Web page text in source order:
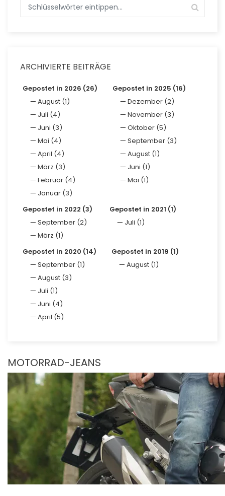
ARCHIVIERTE BEITRÄGE
Gepostet in 2026 (26)
August (1)
Juli (4)
Juni (3)
Mai (4)
April (4)
März (3)
Februar (4)
Januar (3)
Gepostet in 2025 (16)
Dezember (2)
November (3)
Oktober (5)
September (3)
August (1)
Juni (1)
Mai (1)
Gepostet in 2022 (3)
September (2)
März (1)
Gepostet in 2021 (1)
Juli (1)
Gepostet in 2020 (14)
September (1)
August (3)
Juli (1)
Juni (4)
April (5)
Gepostet in 2019 (1)
August (1)
MOTORRAD-JEANS